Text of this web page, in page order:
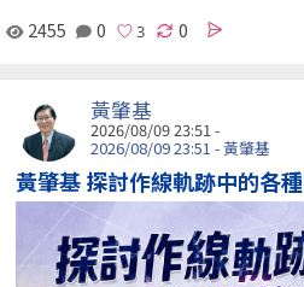
2455 0 0
黃肇基
2026/08/09 23:51 -
2026/08/09 23:51 - 黃肇基
黃肇基 探討作線軌跡中的各